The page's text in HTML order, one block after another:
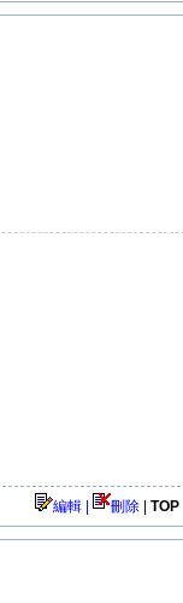
編輯 | 刪除 TOP